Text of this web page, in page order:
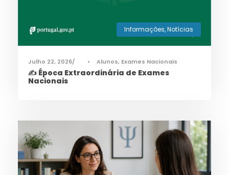
Informações,Notícias
Julho 22, 2026 • Alunos, Exames Nacionais
✍️ Época Extraordinária de Exames
Nacionais